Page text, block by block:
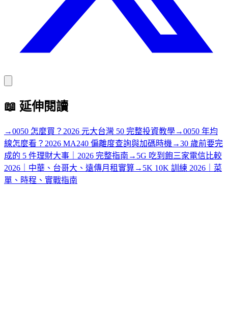
📖 延伸閱讀
→0050 怎麼買？2026 元大台灣 50 完整投資教學→0050 年均
線怎麼看？2026 MA240 偏離度查詢與加碼時機 →30 歲前要完
成的 5 件理財大事｜2026 完整指南 → 5G 吃到飽三家電信比較
2026｜中華、台哥大、遠傳月租實算→ 5K 10K 訓練 2026｜菜
單、時程、實戰指南